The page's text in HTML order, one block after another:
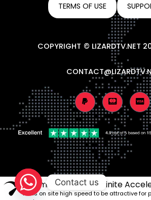
TERMS OF USE
COPYRIGHT © LIZARDTV.NET
Optimized by Seraphinite
Turns on site high speed to be attractive for
Contact us